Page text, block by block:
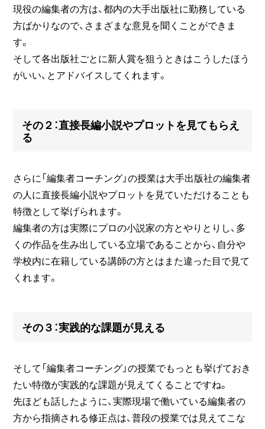
現役の編集者の方は、都内の大手出版社に勤務している
方ばかりなので、さまざまな意見を聞くことができま
す。
そして各出版社ごとに新人賞を狙うときはこうしたほう
がいい、とアドバイスしてくれます。
その２：直接長編小説やプロットを見てもらえ
る
さらに「編集者コーチング」の授業は大手出版社の編集者
の人に直接長編小説やプロットを見ていただけることも
特徴として挙げられます。
編集者の方は実際にプロの小説家の方とやりとりし、多
くの作品を生み出している立場であることから、自分や
学校内に在籍している講師の方とはまた違った目で見て
くれます。
その３：実践的な課題が見える
そして「編集者コーチング」の授業でもっとも挙げておき
たい特徴が実践的な課題が見えてくることですね。
先ほども話したように、実際現場で働いている編集者の
方から指摘される修正点は、普段の授業では見えてこな